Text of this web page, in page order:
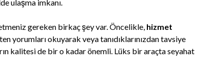
ulaşma imkanı.
gereken birkaç şey var. Öncelikle, hizmet
yorumları okuyarak veya tanıdıklarınızdan tavsiye
kalitesi de bir o kadar önemli. Lüks bir araçta seyahat